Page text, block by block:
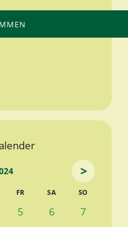
>
FR SA SO
5 6
7